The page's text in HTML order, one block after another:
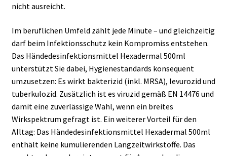
nicht ausreicht.
Im beruflichen Umfeld zählt jede Minute – und gleichzeitig
darf beim Infektionsschutz kein Kompromiss entstehen.
Das Händedesinfektionsmittel Hexadermal 500ml
unterstützt Sie dabei, Hygienestandards konsequent
umzusetzen: Es wirkt bakterizid (inkl. MRSA), levurozid und
tuberkulozid. Zusätzlich ist es viruzid gemäß EN 14476 und
damit eine zuverlässige Wahl, wenn ein breites
Wirkspektrum gefragt ist. Ein weiterer Vorteil für den
Alltag: Das Händedesinfektionsmittel Hexadermal 500ml
enthält keine kumulierenden Langzeitwirkstoffe. Das